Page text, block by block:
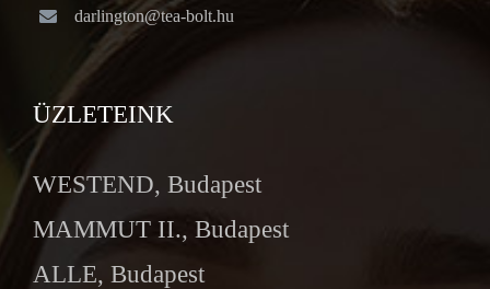
darlington@tea-bolt.hu
ÜZLETEINK
WESTEND, Budapest
MAMMUT II., Budapest
ALLE, Budapest